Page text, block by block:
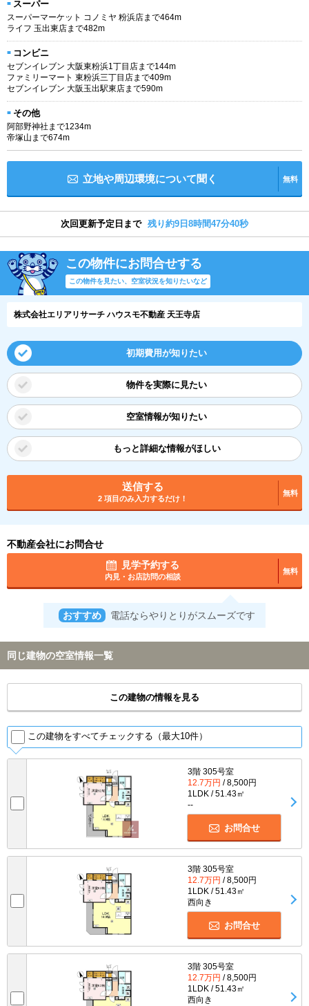
スーパー
スーパーマーケット コノミヤ 粉浜店まで464m
ライフ 玉出東店まで482m
コンビニ
セブンイレブン 大阪東粉浜1丁目店まで144m
ファミリーマート 東粉浜三丁目店まで409m
セブンイレブン 大阪玉出駅東店まで590m
その他
阿部野神社まで1234m
帝塚山まで674m
立地や周辺環境について聞く 無料
次回更新予定日まで 残り約9日8時間47分39秒
この物件にお問合せする
この物件を見たい、空室状況を知りたいなど
株式会社エリアリサーチ ハウスモ不動産 天王寺店
初期費用が知りたい
物件を実際に見たい
空室情報が知りたい
もっと詳細な情報がほしい
送信する
2 項目のみ入力するだけ！
無料
不動産会社にお問合せ
見学予約する
内見・お店訪問の相談
無料
おすすめ 電話ならやりとりがスムーズです
同じ建物の空室情報一覧
この建物の情報を見る
この建物をすべてチェックする（最大10件）
3階 305号室
12.7万円 / 8,500円
1LDK / 51.43㎡
--
お問合せ
3階 305号室
12.7万円 / 8,500円
1LDK / 51.43㎡
西向き
お問合せ
3階 305号室
12.7万円 / 8,500円
1LDK / 51.43㎡
西向き